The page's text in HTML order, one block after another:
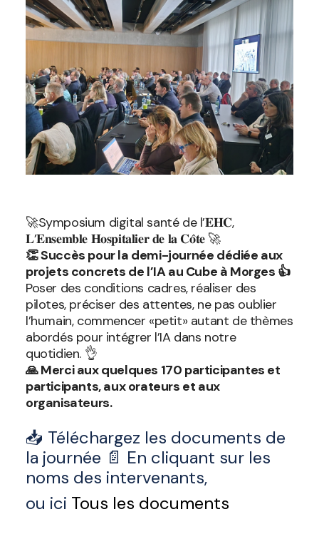
🚀Symposium digital santé de l’𝐄𝐇𝐂,
𝐋’𝐄𝐧𝐬𝐞𝐦𝐛𝐥𝐞 𝐇𝐨𝐬𝐩𝐢𝐭𝐚𝐥𝐢𝐞𝐫 𝐝𝐞 𝐥𝐚 𝐂𝐨̂𝐭𝐞 🚀
👏 Succès pour la demi-journée dédiée aux
projets concrets de l’IA au Cube à Morges 👍
Poser des conditions cadres, réaliser des
pilotes, préciser des attentes, ne pas oublier
l’humain, commencer «petit» autant de thèmes
abordés pour intégrer l’IA dans notre
quotidien. 👌
🙏 Merci aux quelques 170 participantes et
participants, aux orateurs et aux
organisateurs.
📥 Téléchargez les documents de
la journée 📄 En cliquant sur les
noms des intervenants,
ou ici Tous les documents